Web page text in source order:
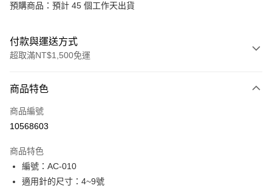
預購商品：預計 45 個工作天出貨
付款與運送方式
超取滿NT$1,500免運
信用卡一次付款
超商取貨付款
Apple Pay
街口支付
商品特色
商品編號
10568603
商品特色
編號：AC-010
適用針的尺寸：4~9號